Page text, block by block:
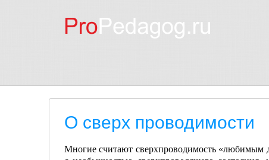
О сверх проводимости
Многие считают сверхпроводимость «любимым